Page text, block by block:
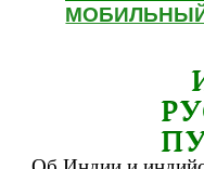
МОБИЛЬНЫЙ